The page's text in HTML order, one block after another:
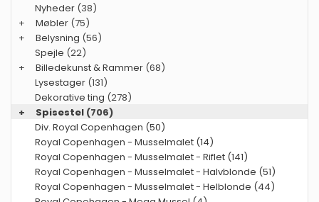
Nyheder (38)
+
Møbler (75)
+
Belysning (56)
Spejle (22)
+
Billedekunst & Rammer (68)
Lysestager (131)
Dekorative ting (278)
+
Spisestel (706)
Div. Royal Copenhagen (50)
Royal Copenhagen - Musselmalet (14)
Royal Copenhagen - Musselmalet - Riflet (141)
Royal Copenhagen - Musselmalet - Halvblonde (51)
Royal Copenhagen - Musselmalet - Helblonde (44)